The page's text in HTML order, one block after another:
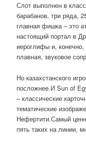
Слот выполнен в
барабанов, три ряда,
главная фишка – это
настоящий портал в
иероглифы и,
плавная, звуковое
Но казахстанского
посложнее.И Sun of
– классические
тематические
Нефертити.Самый
пять таких на линии,